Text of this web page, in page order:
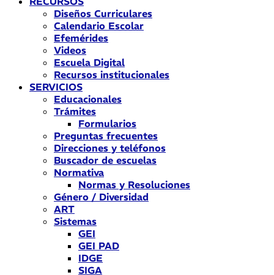
Diseños Curriculares
Calendario Escolar
Efemérides
Videos
Escuela Digital
Recursos institucionales
SERVICIOS
Educacionales
Trámites
Formularios
Preguntas frecuentes
Direcciones y teléfonos
Buscador de escuelas
Normativa
Normas y Resoluciones
Género / Diversidad
ART
Sistemas
GEI
GEI PAD
IDGE
SIGA